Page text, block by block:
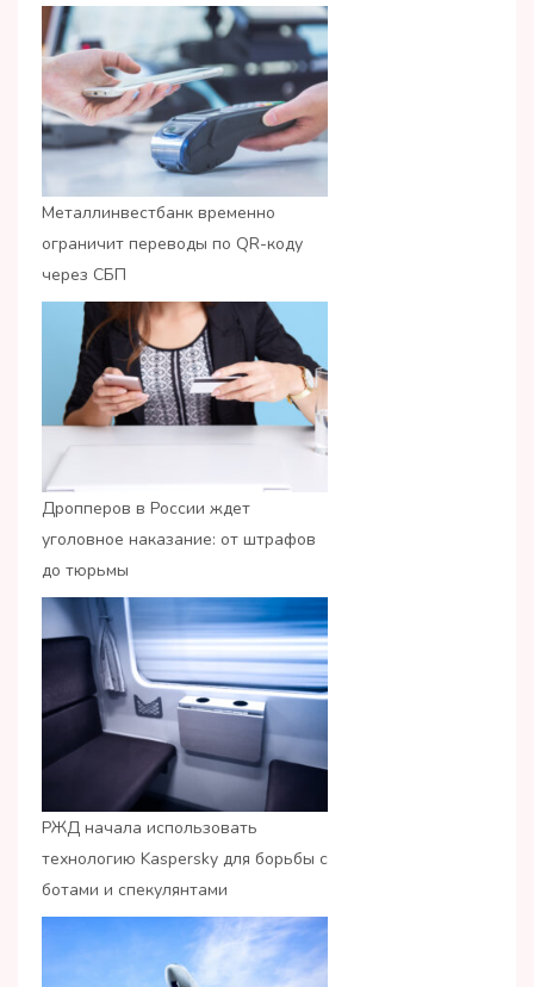
Металлинвестбанк временно
ограничит переводы по QR-коду
через СБП
Дропперов в России ждет
уголовное наказание: от штрафов
до тюрьмы
РЖД начала использовать
технологию Kaspersky для борьбы с
ботами и спекулянтами